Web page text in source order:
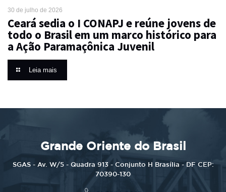
30 de julho de 2026
Ceará sedia o I CONAPJ e reúne jovens de
todo o Brasil em um marco histórico para
a Ação Paramaçônica Juvenil
Leia mais
Grande Oriente do Brasil
SGAS - Av. W/5 - Quadra 913 - Conjunto H Brasília - DF CEP:
70390-130